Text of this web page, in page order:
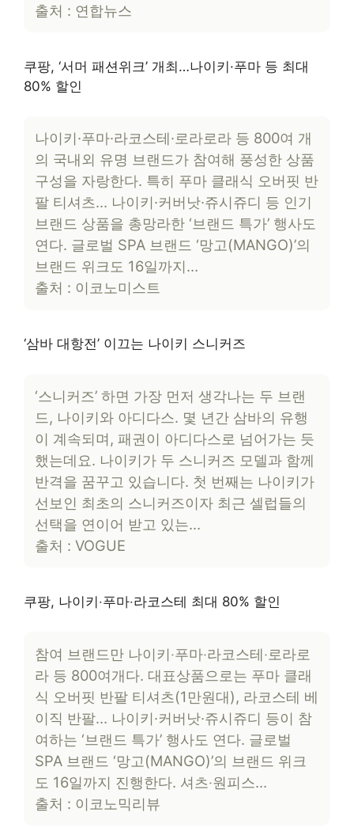
출처 : 연합뉴스
쿠팡, ‘서머 패션위크’ 개최…나이키·푸마 등 최대
80% 할인
나이키·푸마·라코스테·로라로라 등 800여 개
의 국내외 유명 브랜드가 참여해 풍성한 상품
구성을 자랑한다. 특히 푸마 클래식 오버핏 반
팔 티셔츠… 나이키·커버낫·쥬시쥬디 등 인기
브랜드 상품을 총망라한 ‘브랜드 특가’ 행사도
연다. 글로벌 SPA 브랜드 ‘망고(MANGO)’의
브랜드 위크도 16일까지…
출처 : 이코노미스트
‘삼바 대항전’ 이끄는 나이키 스니커즈
‘스니커즈’ 하면 가장 먼저 생각나는 두 브랜
드, 나이키와 아디다스. 몇 년간 삼바의 유행
이 계속되며, 패권이 아디다스로 넘어가는 듯
했는데요. 나이키가 두 스니커즈 모델과 함께
반격을 꿈꾸고 있습니다. 첫 번째는 나이키가
선보인 최초의 스니커즈이자 최근 셀럽들의
선택을 연이어 받고 있는…
출처 : VOGUE
쿠팡, 나이키‧푸마‧라코스테 최대 80% 할인
참여 브랜드만 나이키‧푸마‧라코스테‧로라로
라 등 800여개다. 대표상품으로는 푸마 클래
식 오버핏 반팔 티셔츠(1만원대), 라코스테 베
이직 반팔… 나이키·커버낫·쥬시쥬디 등이 참
여하는 ‘브랜드 특가’ 행사도 연다. 글로벌
SPA 브랜드 ‘망고(MANGO)’의 브랜드 위크
도 16일까지 진행한다. 셔츠‧원피스…
출처 : 이코노믹리뷰